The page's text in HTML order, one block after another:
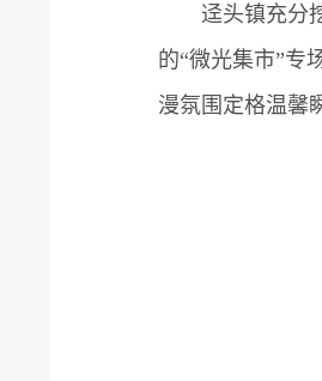
迳头镇充分挖
的“微光集市”专
漫氛围定格温馨